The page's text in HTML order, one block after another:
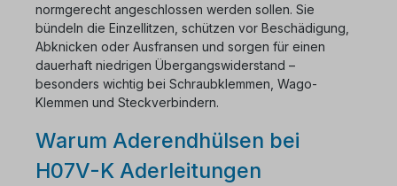
normgerecht angeschlossen werden sollen. Sie
bündeln die Einzellitzen, schützen vor Beschädigung,
Abknicken oder Ausfransen und sorgen für einen
dauerhaft niedrigen Übergangswiderstand –
besonders wichtig bei Schraubklemmen, Wago-
Klemmen und Steckverbindern.
Warum Aderendhülsen bei
H07V-K Aderleitungen